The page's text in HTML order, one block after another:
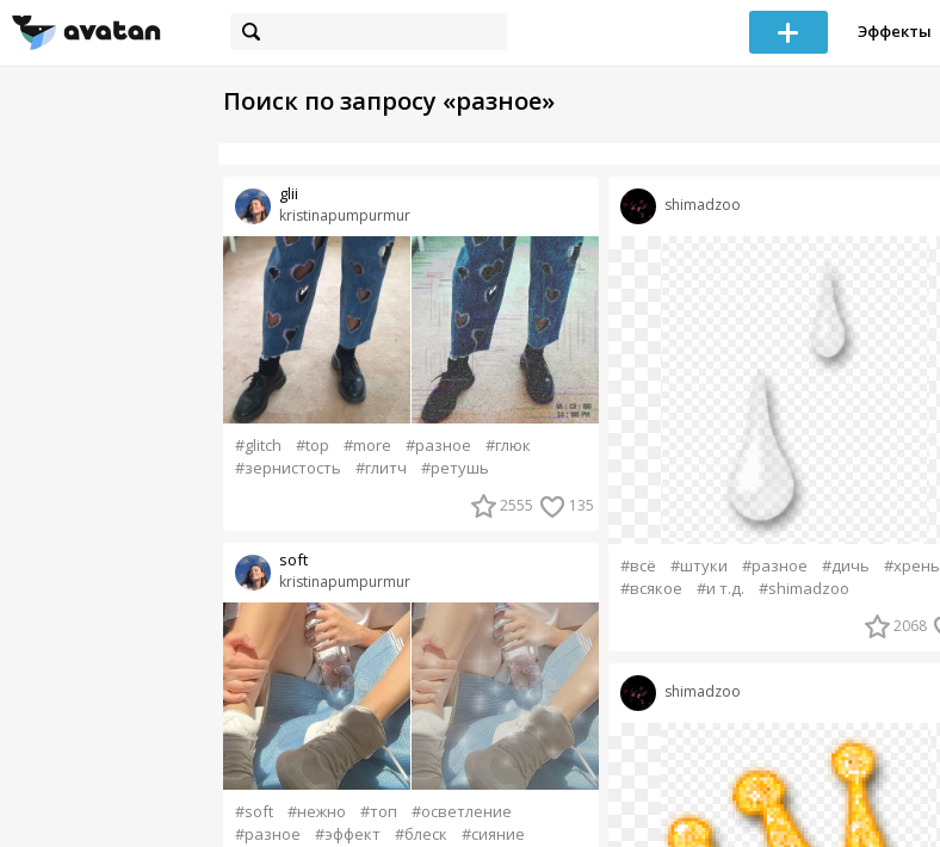
Эффекты
Поиск по запросу «разное»
kristinapumpurmur
glii
#glitch #top #more #разное
#глюк
#зернистость
#глитч #ретушь
2555 135
kristinapumpurmur
soft
#soft #нежно #топ
#осветление
#разное
#эффект #блеск #сияние
shimadzoo
#всё #штуки #разное #дичь
#хрень
#всякое
#и т.д. #shimadzoo
2068
shimadzoo